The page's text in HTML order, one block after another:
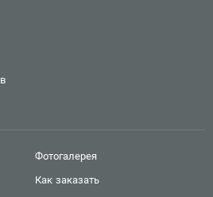
Фотогалерея
Как заказать